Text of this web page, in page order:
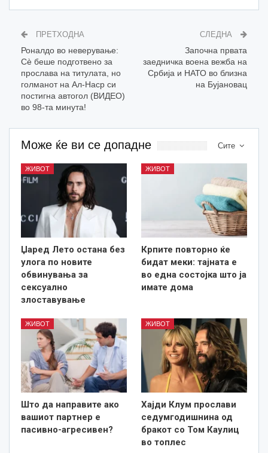
ПРЕТХОДНА
Роналдо во неверување:
Сè беше подготвено за
прослава на титулата, но
голманот на Ал-Наср си
постигна автогол (ВИДЕО)
во 98-та минута!
СЛЕДНА
Започна првата
заедничка воена вежба на
Србија и НАТО во близна
на Бујановац
Сите
Може ќе ви се допадне
ЖИВОТ
Џаред Лето остана без
улога по новите
обвинувања за
сексуално
злоставување
ЖИВОТ
Крпите повторно ќе
бидат меки: тајната е
во една состојка што ја
имате дома
ЖИВОТ
Што да направите ако
вашиот партнер е
пасивно-агресивен?
ЖИВОТ
Хајди Клум прослави
седумгодишнина од
бракот со Том Каулиц
во топлес